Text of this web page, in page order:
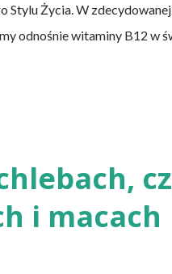
Stylu Życia. W
odnośnie witaminy B12 w
jej niedobór znajdują się
mleczne i jajka), osoby
żołądka lub którym
AIDS. Inni, w tym np. osoby
i macach